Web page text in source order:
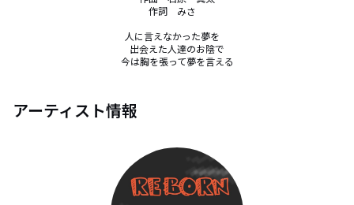
作詞　みさ
人に言えなかった夢を
出会えた人達のお陰で
今は胸を張って夢を言える
アーティスト情報